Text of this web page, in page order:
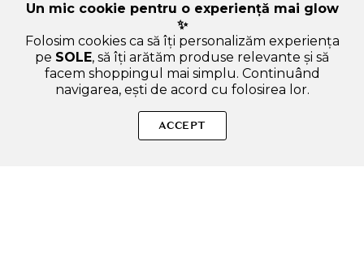
Klairs Gentle Black Deep Cleansing, 150 ml - Ulei de curatare
formulat cu ulei de fasole neagra si ulei de soia neagra, care
Un mic cookie pentru o experiență mai glow
✨
Folosim cookies ca să îți personalizăm experiența
pe SOLE, să îți arătăm produse relevante și să
facem shoppingul mai simplu. Continuând
navigarea, ești de acord cu folosirea lor.
ACCEPT